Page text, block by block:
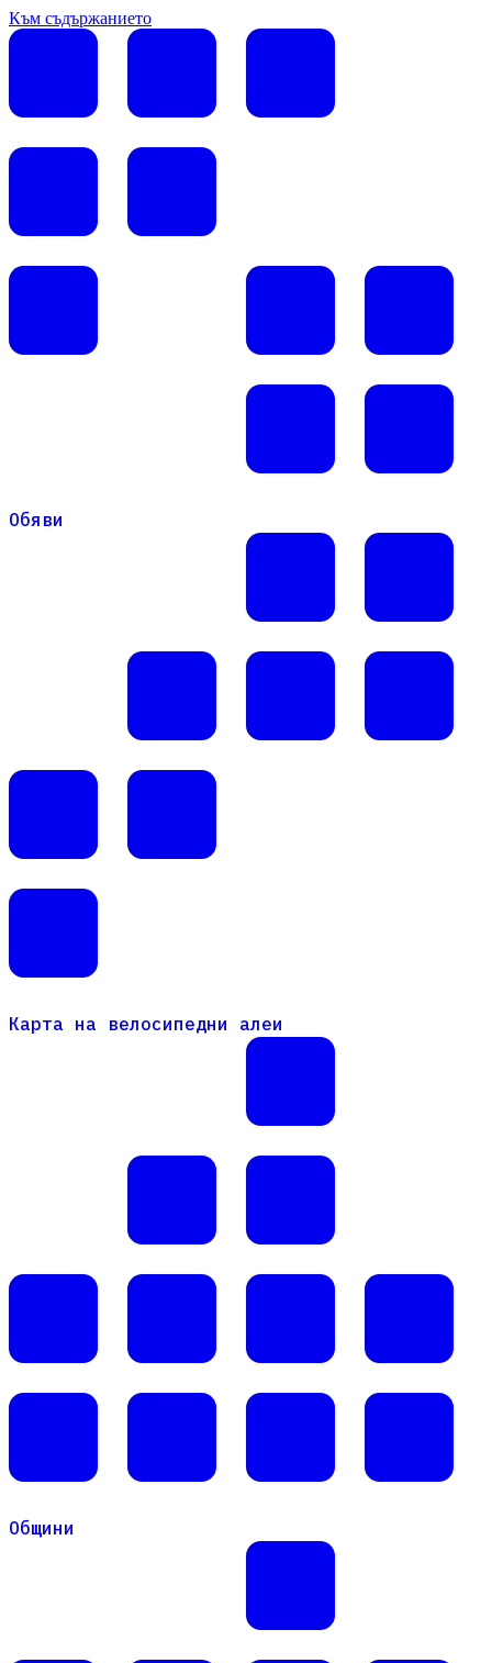
Към съдържанието
Обяви
Карта на велосипедни алеи
Карта на велосипедни алеи
Общини